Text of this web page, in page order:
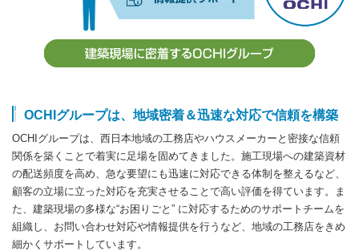
OCHIグループは、地域密着＆迅速な対応で信頼を構築
OCHIグループは、西日本地域の工務店やハウスメーカーと密接な信頼
関係を築くことで着実に足場を固めてきました。施工現場への建築資材
の配送頻度を高め、急な要望にも迅速に対応できる体制を整えるなど、
顧客の立場に立った対応を充実させることで高い評価を得ています。ま
た、建築現場の多様な“お困りごと” に対応するためのサポートチームを
組織し、お問い合わせ対応や情報提供を行うなど、地域の工務店をきめ
細かくサポートしています。